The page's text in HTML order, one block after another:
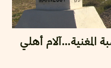
المغنية…آلام أهلي